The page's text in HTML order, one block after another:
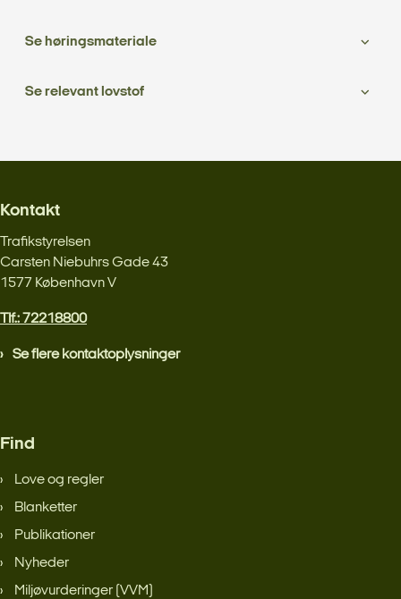
Se høringsmateriale
Se relevant lovstof
Kontakt
Trafikstyrelsen
Carsten Niebuhrs Gade 43
1577 København V
Tlf.: 72218800
Se flere kontaktoplysninger
Find
Love og regler
Blanketter
Publikationer
Nyheder
Miljøvurderinger (VVM)